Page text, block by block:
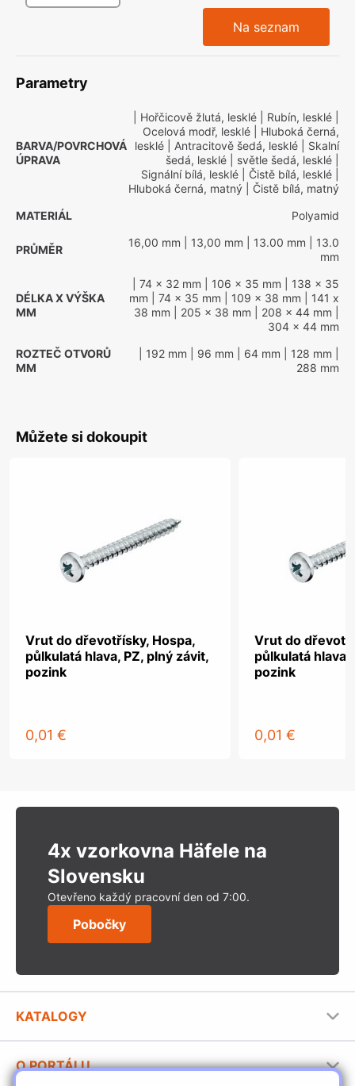
Na seznam
Parametry
BARVA/POVRCHOVÁ
ÚPRAVA
| Hořčicově žlutá, lesklé | Rubín, lesklé
Ocelová modř, lesklé | Hluboká černá,
lesklé | Antracitově šedá, lesklé | Skalní
šedá, lesklé | světle šedá, lesklé
Signální bílá, lesklé | Čistě bílá, lesklé
Hluboká černá, matný | Čistě bílá, matný
MATERIÁL
Polyamid
PRŮMĚR
16,00 mm | 13,00 mm | 13.00 mm | 13.0
mm
DÉLKA X VÝŠKA
MM
| 74 x 32 mm | 106 x 35 mm | 138 x 35
mm | 74 x 35 mm | 109 x 38 mm | 141 x
38 mm | 205 x 38 mm | 208 x 44 mm
304 x 44 mm
ROZTEČ OTVORŮ
MM
| 192 mm | 96 mm | 64 mm | 128 mm
288 mm
Můžete si dokoupit
Vrut do dřevotřísky, Hospa,
půlkulatá hlava, PZ, plný závit,
pozink
0,01 €
Vrut do
půlkulatá hlava,
pozink
0,01 €
4x vzorkovna Häfele na
Slovensku
Otevřeno každý pracovní den od 7:00.
Pobočky
KATALOGY
Stavební katalog Häfele
O PORTÁLU